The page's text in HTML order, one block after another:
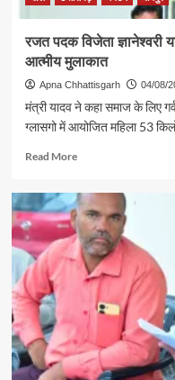
श्रद्धालु
भारत
गौरव
से
रामलला
बाबा
के
दर्शन
के
लिए
रवाना
रजत पदक विजेता ज्ञानेश्वरी
आत्मीय मुलाकात
Apna Chhattisgarh 04/08/
मंत्री यादव ने कहा समाज के लिए
ग्लासगो में आयोजित महिला 53
Read MoreRead
रजत
पदक
विजेता
ज्ञानेश्वरी
यादव
शिक्षा
मंत्री
गजेंद्र
यादव
ने